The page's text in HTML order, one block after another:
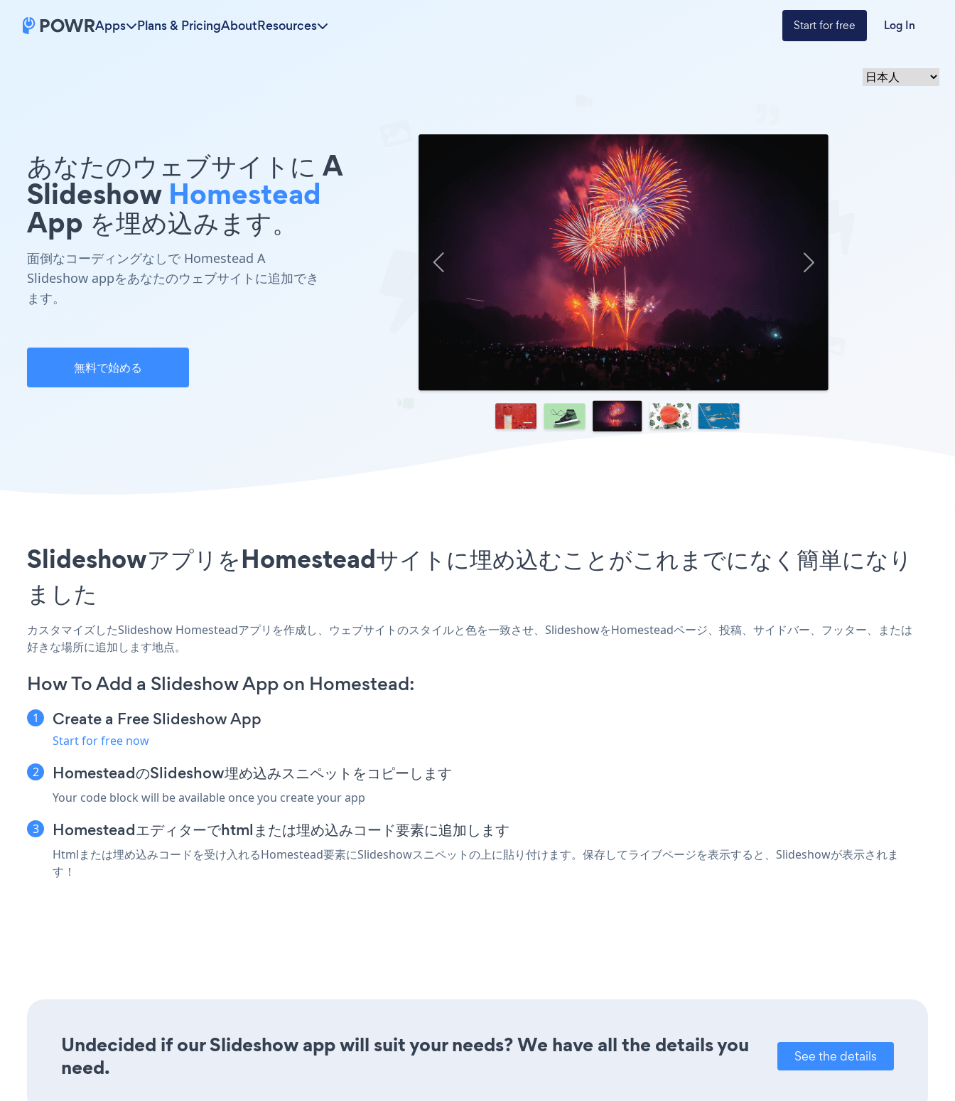
Apps Plans & PricingAboutResources Start for free Log In
あなたのウェブサイトに A
Slideshow Homestead
App を埋め込みます。
面倒なコーディングなしで Homestead A
Slideshow appをあなたのウェブサイトに追加でき
ます。
無料で始める
SlideshowアプリをHomesteadサイトに埋め込むことがこれまでになく簡単になり
ました
カスタマイズしたSlideshow Homesteadアプリを作成し、ウェブサイトのスタイルと色を一致させ、SlideshowをHomesteadページ、投稿、サイドバー、フッター、または
好きな場所に追加します地点。
How To Add a Slideshow App on Homestead:
Create a Free Slideshow App
Start for free now
HomesteadのSlideshow埋め込みスニペットをコピーします
Your code block will be available once you create your app
Homesteadエディターでhtmlまたは埋め込みコード要素に追加します
Htmlまたは埋め込みコードを受け入れるHomestead要素にSlideshowスニペットの上に貼り付けます。保存してライブページを表示すると、Slideshowが表示されま
す！
Undecided if our Slideshow app will suit your needs? We have all the details you
need.
See the details